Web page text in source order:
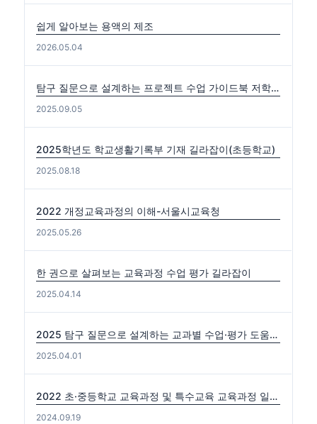
쉽게 알아보는 용액의 제조
2026.05.04
탐구 질문으로 설계하는 프로젝트 수업 가이드북 저학년편. 중·고학년편
2025.09.05
2025학년도 학교생활기록부 기재 길라잡이(초등학교)
2025.08.18
2022 개정교육과정의 이해-서울시교육청
2025.05.26
한 권으로 살펴보는 교육과정 수업 평가 길라잡이
2025.04.14
2025 탐구 질문으로 설계하는 교과별 수업·평가 도움자료(국수사과)
2025.04.01
2022 초·중등학교 교육과정 및 특수교육 교육과정 일부개정 고시 (2024-0816) 출처: https://edutown.tistory.com/1594 [초등교육마을2:티스토리]
2024.09.19